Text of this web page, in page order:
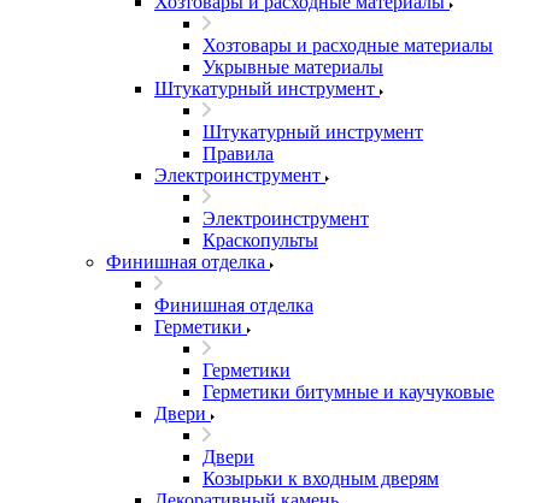
Хозтовары и расходные материалы
Укрывные материалы
Штукатурный инструмент
Штукатурный инструмент
Правила
Электроинструмент
Электроинструмент
Краскопульты
Финишная отделка
Финишная отделка
Герметики
Герметики
Герметики битумные и каучуковые
Двери
Двери
Козырьки к входным дверям